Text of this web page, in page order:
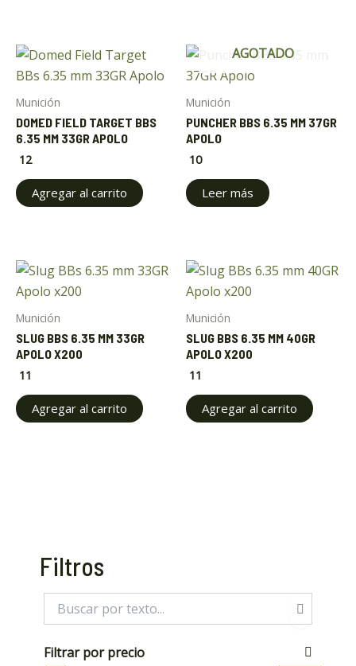
Filtros
Filtrar por precio
Munición
DOMED FIELD TARGET BBS
6.35 MM 33GR APOLO
12
Agregar al carrito
AGOTADO
Munición
PUNCHER BBS 6.35 MM 37GR
APOLO
10
Leer más
Munición
SLUG BBS 6.35 MM 33GR
APOLO X200
11
Agregar al carrito
Munición
SLUG BBS 6.35 MM 40GR
APOLO X200
11
Agregar al carrito